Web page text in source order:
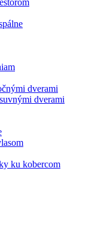
dverami
dverami
ku kobercom